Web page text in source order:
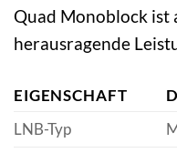
Quad Monoblock ist
herausragende
EIGENSCHAFT
LNB-Typ